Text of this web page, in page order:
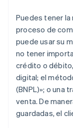
Puedes tener la
proceso de
puede usar su
no tener
crédito o
digital; el
(BNPL)»; o una
venta. De
guardadas, el